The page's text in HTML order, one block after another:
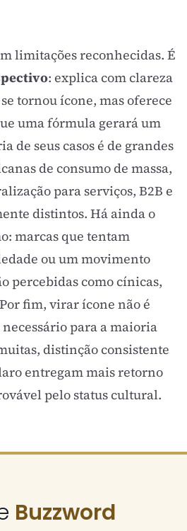
limitações reconhecidas. É
: explica com clareza
tornou ícone, mas oferece
uma fórmula gerará um
de seus casos é de grandes
de consumo de massa,
para serviços, B2B e
distintos. Há ainda o
marcas que tentam
ou um movimento
percebidas como cínicas,
fim, virar ícone não é
para a maioria
distinção consistente
entregam mais retorno
pelo status cultural.
Buzzword